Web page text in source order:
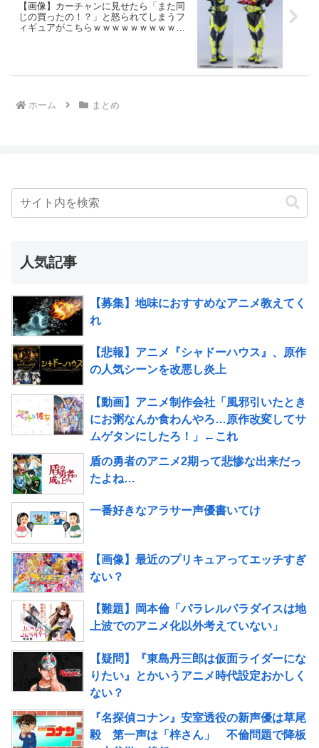
【画像】カーチャンに見せたら「また同
じの買ったの！？」と怒られてしまうフ
ィギュアがこちらｗｗｗｗｗｗｗｗｗｗ
ホーム まとめ
人気記事
【募集】地味におすすめなアニメ教えてく
れ
【悲報】アニメ『シャドーハウス』、原作
の人気シーンを改悪し炎上
【動画】アニメ制作会社「風邪引いたとき
にお粥なんか食わんやろ…原作改変してサ
ムゲタンにしたろ！」←これ
盾の勇者のアニメ2期って悲惨な出来だっ
たよね…
一番好きなアラサー声優書いてけ
【画像】最近のプリキュアってエッチすぎ
ない？
【難題】岡本倫「パラレルパラダイスは地
上波でのアニメ化以外考えていない」
【疑問】『東島丹三郎は仮面ライダーにな
りたい』とかいうアニメ時代設定おかしく
ない？
『名探偵コナン』安室透役の新声優は草尾
毅 第一声は「梓さん」 不倫問題で降板